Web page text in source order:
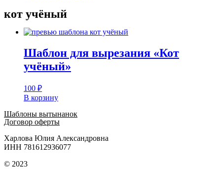
кот учёный
Шаблон для вырезания «Кот
учёный»
100 ₽
В корзину
Шаблоны вытынанок
Договор оферты
Харлова Юлия Александровна
ИНН 781612936077
© 2023